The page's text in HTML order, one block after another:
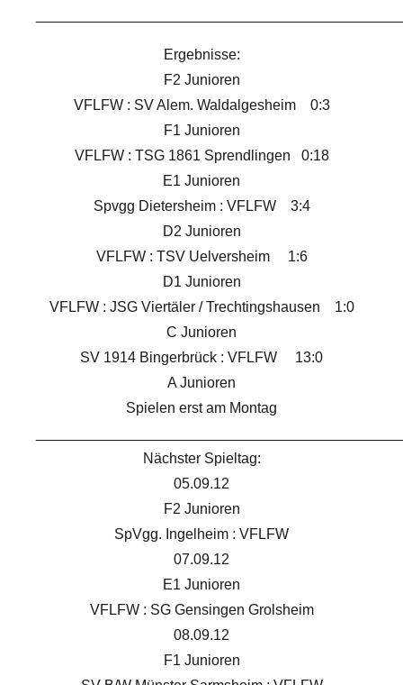
Ergebnisse:
F2 Junioren
VFLFW : SV Alem. Waldalgesheim 0:3
F1 Junioren
VFLFW : TSG 1861 Sprendlingen 0:18
E1 Junioren
Spvgg Dietersheim : VFLFW 3:4
D2 Junioren
VFLFW : TSV Uelversheim 1:6
D1 Junioren
VFLFW : JSG Viertäler / Trechtingshausen 1:0
C Junioren
SV 1914 Bingerbrück : VFLFW 13:0
A Junioren
Spielen erst am Montag
Nächster Spieltag:
05.09.12
F2 Junioren
SpVgg. Ingelheim : VFLFW
07.09.12
E1 Junioren
VFLFW : SG Gensingen Grolsheim
08.09.12
F1 Junioren